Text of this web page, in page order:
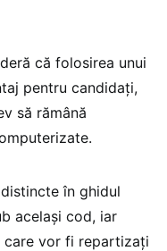
că folosirea unui
pentru candidați,
să rămână
în ghidul
același cod, iar
care vor fi repartizați